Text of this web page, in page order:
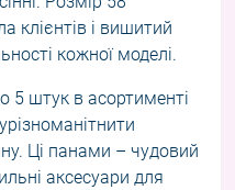
клієнтів і вишитий
кожної моделі.
5 штук в асортименті
Ці панами – чудовий
аксесуари для